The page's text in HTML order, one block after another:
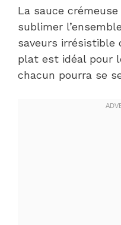
La sauce
sublimer
saveurs irrésistible
plat est idéal pour
chacun pourra se